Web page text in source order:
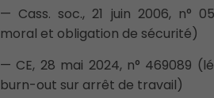
— Cass. soc., 21 juin 2006, n°
moral et obligation de sécurité)
— CE, 28 mai 2024, n° 469089
burn-out sur arrêt de travail)